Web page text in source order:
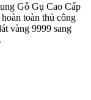
Gỗ Gụ Cao Cấp
toàn thủ công
vàng 9999 sang